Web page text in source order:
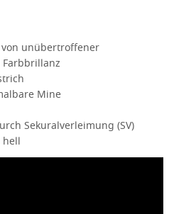
unübertroffener
Mine
Sekuralverleimung (SV)
hell